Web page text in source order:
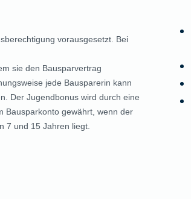
vorausgesetzt. Bei
sie den Bausparvertrag
jede Bausparerin kann
Der Jugendbonus wird durch eine
Bausparkonto gewährt, wenn der
7 und 15 Jahren liegt.